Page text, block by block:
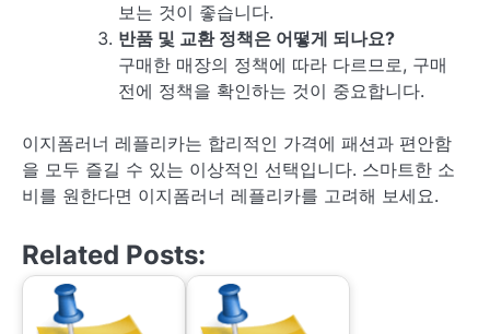
보는 것이 좋습니다.
반품 및 교환 정책은 어떻게 되나요?
구매한 매장의 정책에 따라 다르므로, 구매
전에 정책을 확인하는 것이 중요합니다.
이지폼러너 레플리카는 합리적인 가격에 패션과 편안함
을 모두 즐길 수 있는 이상적인 선택입니다. 스마트한 소
비를 원한다면 이지폼러너 레플리카를 고려해 보세요.
Related Posts: